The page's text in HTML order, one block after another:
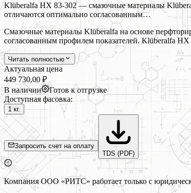
Klüberalfa HX 83-302 — смазочные материалы
отличаются оптимально согласованным…
Смазочные материалы Klüberalfa на основе
согласованным профилем показателей. Klüberalfa
Читать полностью
Актуальная цена
449 730,00 ₽
В наличии
Готов к отгрузке
Доступная фасовка:
1 кг.
Запросить счет на оплату
TDS (PDF)
Компания ООО «РИТС» работает только с